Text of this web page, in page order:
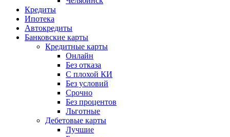
Кредиты
Ипотека
Автокредиты
Банковские карты
Кредитные карты
Онлайн
Без отказа
С плохой КИ
Без условий
Срочно
Без процентов
Льготные
Дебетовые карты
Лучшие